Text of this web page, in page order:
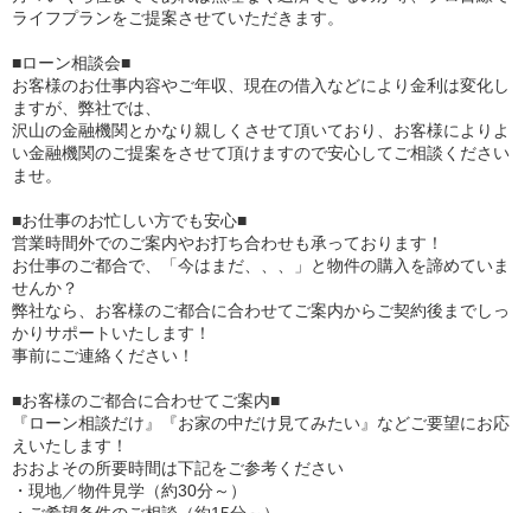
ライフプランをご提案させていただきます。
■ローン相談会■
お客様のお仕事内容やご年収、現在の借入などにより金利は変化し
ますが、弊社では、
沢山の金融機関とかなり親しくさせて頂いており、お客様によりよ
い金融機関のご提案をさせて頂けますので安心してご相談ください
ませ。
■お仕事のお忙しい方でも安心■
営業時間外でのご案内やお打ち合わせも承っております！
お仕事のご都合で、「今はまだ、、、」と物件の購入を諦めていま
せんか？
弊社なら、お客様のご都合に合わせてご案内からご契約後までしっ
かりサポートいたします！
事前にご連絡ください！
■お客様のご都合に合わせてご案内■
『ローン相談だけ』『お家の中だけ見てみたい』などご要望にお応
えいたします！
おおよその所要時間は下記をご参考ください
・現地／物件見学（約30分～）